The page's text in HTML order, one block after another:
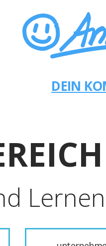
DEIN